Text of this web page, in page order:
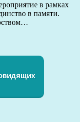
в рамках
в памяти.